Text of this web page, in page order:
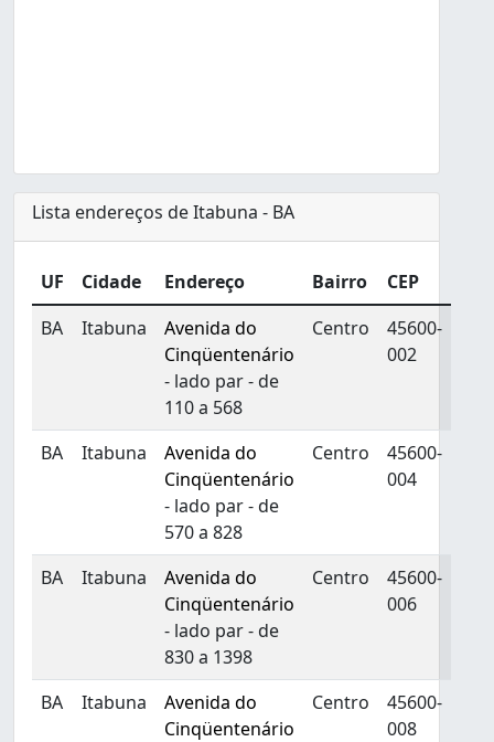
Lista endereços de Itabuna - BA
UF Cidade Endereço Bairro
CEP
BA
Itabuna
Avenida do
Cinqüentenário
- lado par - de
110 a 568
Centro
45600-
002
BA Itabuna
Avenida do
Cinqüentenário
- lado par - de
570 a 828
Centro
45600-
004
BA Itabuna
Avenida do
Cinqüentenário
- lado par - de
830 a 1398
Centro
45600-
006
BA Itabuna
Avenida do
Cinqüentenário
Centro
45600-
008